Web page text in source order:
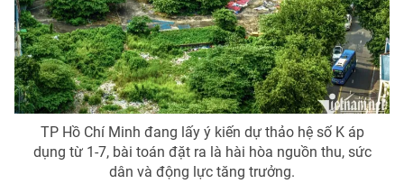
Hậu trường
Nhân vật
Khán giả
Giải sao mai
Điện ảnh
Âm nhạc
Sao
Đời sống
Du lịch
Làm đẹp
Chất lượng cuộc sống
Giáo dục
Tuyển sinh
Học trực tuyến
Công nghệ
Hitech Công nghệ tương lai
TP Hồ Chí Minh đang lấy ý kiến dự thảo hệ số K áp
dụng từ 1-7, bài toán đặt ra là hài hòa nguồn thu, sức
dân và động lực tăng trưởng.